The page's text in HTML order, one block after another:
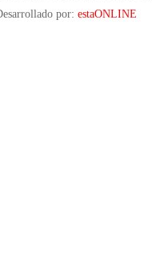
por: estaONLINE